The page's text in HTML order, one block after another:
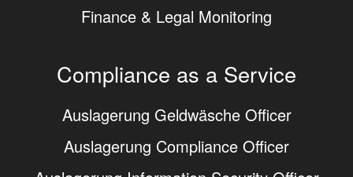
Finance & Legal Monitoring
Compliance as a Service
Auslagerung Geldwäsche Officer
Auslagerung Compliance Officer